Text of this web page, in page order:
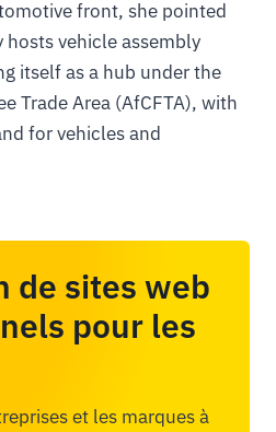
front, she pointed
vehicle assembly
itself as a hub under the
Trade Area (AfCFTA), with
for vehicles and
de sites web
pour les
et les marques à